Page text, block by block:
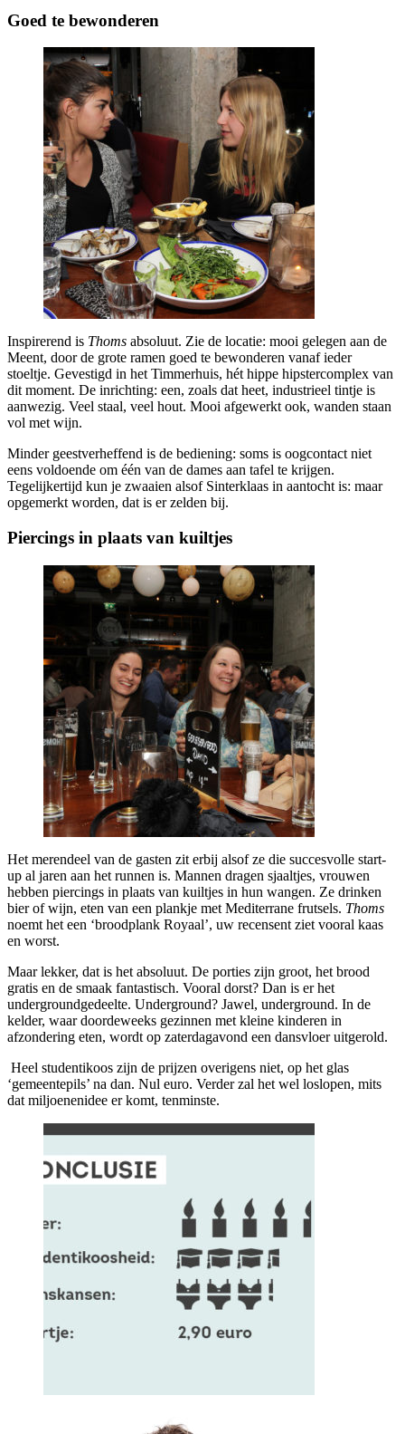
Goed te bewonderen
Inspirerend is Thoms absoluut. Zie de locatie: mooi gelegen aan de
Meent, door de grote ramen goed te bewonderen vanaf ieder
stoeltje. Gevestigd in het Timmerhuis, hét hippe hipstercomplex van
dit moment. De inrichting: een, zoals dat heet, industrieel tintje is
aanwezig. Veel staal, veel hout. Mooi afgewerkt ook, wanden staan
vol met wijn.
Minder geestverheffend is de bediening: soms is oogcontact niet
eens voldoende om één van de dames aan tafel te krijgen.
Tegelijkertijd kun je zwaaien alsof Sinterklaas in aantocht is: maar
opgemerkt worden, dat is er zelden bij.
Piercings in plaats van kuiltjes
Het merendeel van de gasten zit erbij alsof ze die succesvolle start-
up al jaren aan het runnen is. Mannen dragen sjaaltjes, vrouwen
hebben piercings in plaats van kuiltjes in hun wangen. Ze drinken
bier of wijn, eten van een plankje met Mediterrane frutsels. Thoms
noemt het een ‘broodplank Royaal’, uw recensent ziet vooral kaas
en worst.
Maar lekker, dat is het absoluut. De porties zijn groot, het brood
gratis en de smaak fantastisch. Vooral dorst? Dan is er het
undergroundgedeelte. Underground? Jawel, underground. In de
kelder, waar doordeweeks gezinnen met kleine kinderen in
afzondering eten, wordt op zaterdagavond een dansvloer uitgerold.
Heel studentikoos zijn de prijzen overigens niet, op het glas
‘gemeentepils’ na dan. Nul euro. Verder zal het wel loslopen, mits
dat miljoenenidee er komt, tenminste.